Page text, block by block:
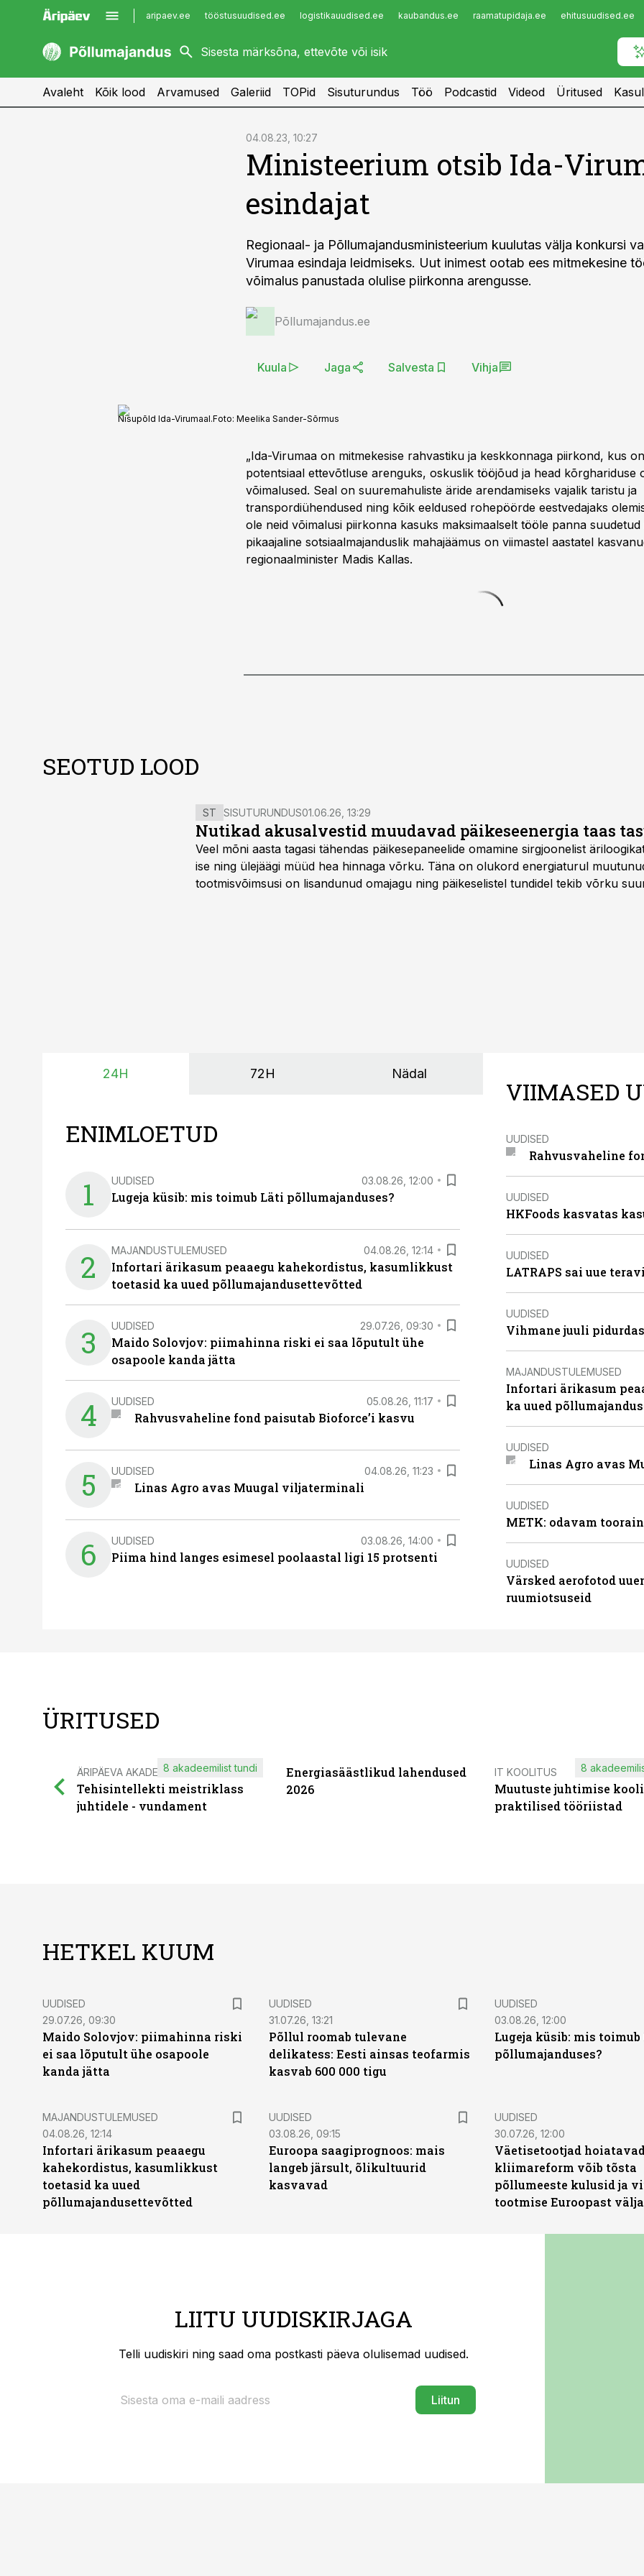
aripaev.ee tööstusuudised.ee logistikauudised.ee kaubandus.ee raamatupidaja.ee ehitusuudised.ee
kaubandus.ee
kinnisvarauudised.ee
imelineajalugu.ee
Infopank
Avaleht Kõik lood Arvamused Galeriid TOPid Sisuturundus Töö Podcastid Videod Üritused
04.08.23, 10:27
Ministeerium otsib Ida-
esindajat
Regionaal- ja Põllumajandusministeerium kuulutas välja konkursi
Virumaa esindaja leidmiseks. Uut inimest ootab ees mitmekesine
võimalus panustada olulise piirkonna arengusse.
Põllumajandus.ee
Kuula Jaga Salvesta Vihja
Nisupõld Ida-Virumaal.Foto: Meelika Sander-Sõrmus
„Ida-Virumaa on mitmekesise rahvastiku ja keskkonnaga piirkond, kus
potentsiaal ettevõtluse arenguks, oskuslik tööjõud ja head kõrghariduse
võimalused. Seal on suuremahuliste äride arendamiseks vajalik taristu ja
transpordiühendused ning kõik eeldused rohepöörde eestvedajaks
ole neid võimalusi piirkonna kasuks maksimaalselt tööle panna suudetud
pikaajaline sotsiaalmajanduslik mahajäämus on viimastel aastatel
regionaalminister Madis Kallas.
SEOTUD LOOD
ST SISUTURUNDUS01.06.26, 13:29
Nutikad akusalvestid muudavad päikeseenergia taas
Veel mõni aasta tagasi tähendas päikesepaneelide omamine sirgjoonelist
ise ning ülejäägi müüd hea hinnaga võrku. Täna on olukord energiaturul
tootmisvõimsusi on lisandunud omajagu ning päikeselistel tundidel tekib võrku
24H 72H Nädal
ENIMLOETUD
1 UUDISED 03.08.26, 12:00
Lugeja küsib: mis toimub Läti põllumajanduses?
2 MAJANDUSTULEMUSED 04.08.26, 12:14
Infortari ärikasum peaaegu kahekordistus, kasumlikkust
toetasid ka uued põllumajandusettevõtted
3 UUDISED 29.07.26, 09:30
Maido Solovjov: piimahinna riski ei saa lõputult ühe
osapoole kanda jätta
4 UUDISED 05.08.26, 11:17
Rahvusvaheline fond paisutab Bioforce’i kasvu
5 UUDISED 04.08.26, 11:23
Linas Agro avas Muugal viljaterminali
6 UUDISED 03.08.26, 14:00
Piima hind langes esimesel poolaastal ligi 15 protsenti
VIIMASED
UUDISED
Rahvusvaheline
UUDISED
HKFoods kasvatas
UUDISED
LATRAPS sai uue
UUDISED
Vihmane juuli
MAJANDUSTULEMUSED
Infortari ärikasum
ka uued
UUDISED
Linas Agro avas
UUDISED
METK: odavam
UUDISED
Värsked aerofotod
ruumiotsuseid
ÜRITUSED
ÄRIPÄEVA AKADEEMIA
Tehisintellekti meistriklass
juhtidele - vundament
8 akadeemilist tundi
Energiasäästlikud lahendused
2026
IT KOOLITUS
Muutuste juhtimise
praktilised tööriistad
8
HETKEL KUUM
UUDISED
29.07.26, 09:30
Maido Solovjov: piimahinna riski
ei saa lõputult ühe osapoole
kanda jätta
UUDISED
31.07.26, 13:21
Põllul roomab tulevane
delikatess: Eesti ainsas teofarmis
kasvab 600 000 tigu
UUDISED
03.08.26, 12:00
Lugeja küsib: mis
põllumajanduses?
MAJANDUSTULEMUSED
04.08.26, 12:14
Infortari ärikasum peaaegu
kahekordistus, kasumlikkust
toetasid ka uued
põllumajandusettevõtted
UUDISED
03.08.26, 09:15
Euroopa saagiprognoos: mais
langeb järsult, õlikultuurid
kasvavad
UUDISED
30.07.26, 12:00
Väetisetootjad
kliimareform võib tõsta
põllumeeste kulusid ja
tootmise Euroopast välja
LIITU UUDISKIRJAGA
Telli uudiskiri ning saad oma postkasti päeva olulisemad uudised.
Liitun